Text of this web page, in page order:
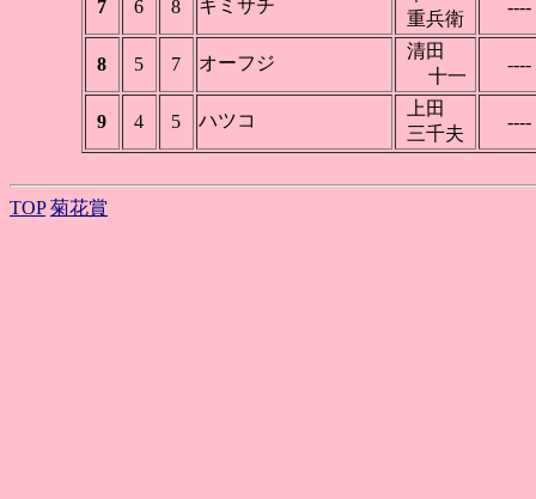
7 6 8 キミサチ
重兵衛
----
8 5 7 オーフジ
清田
十一
----
9 4 5 ハツコ
上田
三千夫
----
TOP 菊花賞